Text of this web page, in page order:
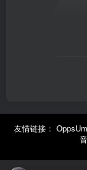
友情链接：